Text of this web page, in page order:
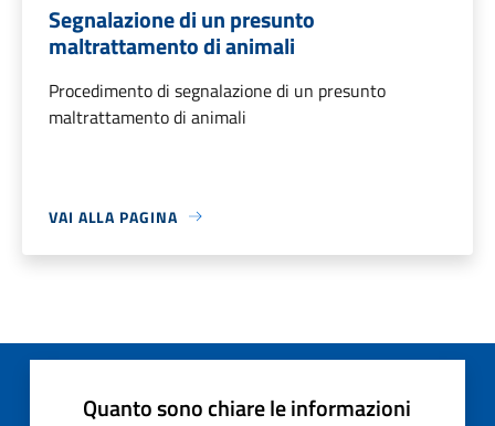
Segnalazione di un presunto
maltrattamento di animali
Procedimento di segnalazione di un presunto
maltrattamento di animali
VAI ALLA PAGINA
Quanto sono chiare le informazioni